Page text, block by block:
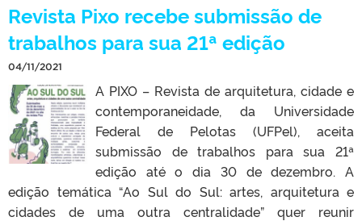
Revista Pixo recebe submissão de
trabalhos para sua 21ª edição
04/11/2021
A PIXO – Revista de arquitetura, cidade e
contemporaneidade, da Universidade
Federal de Pelotas (UFPel), aceita
submissão de trabalhos para sua 21ª
edição até o dia 30 de dezembro. A
edição temática “Ao Sul do Sul: artes, arquitetura e
cidades de uma outra centralidade” quer reunir